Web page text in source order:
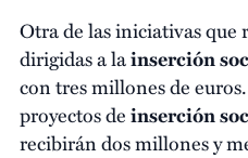
Otra de las iniciativas que
dirigidas a lainserción
con tres millones de
proyectos deinserción
recibirán dos millones y